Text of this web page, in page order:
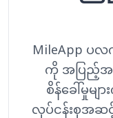
MileApp ပလ
ကို အပြည့်အ
စိန်ခေါ်မှုမ
လုပ်ငန်းစုအဆင့်